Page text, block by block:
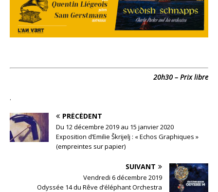
20h30 – Prix libre
.
PRÉCÉDENT
Du 12 décembre 2019 au 15 janvier 2020
Exposition d’Emilie Škrijelj : « Echos Graphiques »
(empreintes sur papier)
SUIVANT
Vendredi 6 décembre 2019
Odyssée 14 du Rêve d’éléphant Orchestra